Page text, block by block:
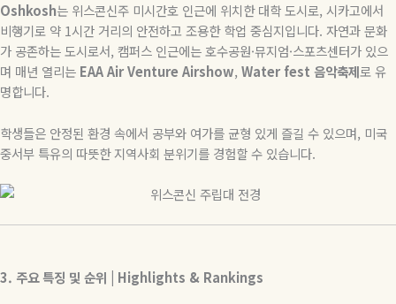
Oshkosh는 위스콘신주 미시간호 인근에 위치한 대학 도시로, 시카고에서
비행기로 약 1시간 거리의 안전하고 조용한 학업 중심지입니다. 자연과 문화
가 공존하는 도시로서, 캠퍼스 인근에는 호수공원·뮤지엄·스포츠센터가 있으
며 매년 열리는 EAA Air Venture Airshow, Water fest 음악축제로 유
명합니다.
학생들은 안정된 환경 속에서 공부와 여가를 균형 있게 즐길 수 있으며, 미국
중서부 특유의 따뜻한 지역사회 분위기를 경험할 수 있습니다.
3. 주요특징 및 순위 | Highlights & Rankings